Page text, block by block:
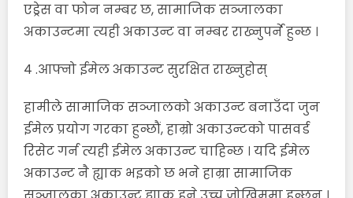
एड्रेस वा फोन नम्बर छ, सामाजिक सञ्जालका
अकाउन्टमा त्यही अकाउन्ट वा नम्बर राख्नुपर्ने हुन्छ ।
४ .आफ्नो ईमेल अकाउन्ट सुरक्षित राख्नुहोस्
हामीले सामाजिक सञ्जालको अकाउन्ट बनाउँदा जुन
ईमेल प्रयोग गरका हुन्छौं, हाम्रो अकाउन्टको पासवर्ड
रिसेट गर्न त्यही ईमेल अकाउन्ट चाहिन्छ । यदि ईमेल
अकाउन्ट नै ह्याक भइको छ भने हाम्रा सामाजिक